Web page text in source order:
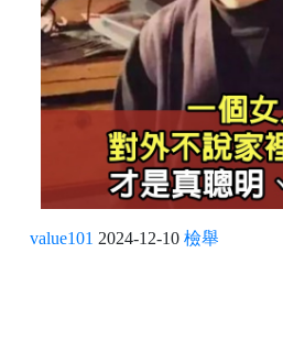
value101 2024-12-10 檢舉